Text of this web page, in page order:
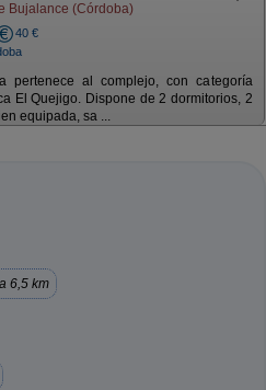
Bujalance (Córdoba)
40 €
pertenece al complejo, con categoría
El Quejigo. Dispone de 2 dormitorios, 2
equipada, sa ...
a 6,5 km